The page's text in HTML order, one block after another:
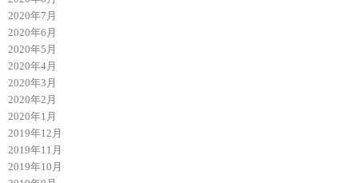
2020年7月
2020年6月
2020年5月
2020年4月
2020年3月
2020年2月
2020年1月
2019年12月
2019年11月
2019年10月